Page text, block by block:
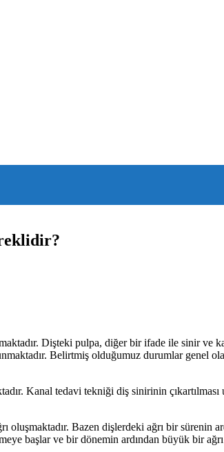
Dişteki pulpa, diğer bir ifade ile sinir ve
Belirtmiş olduğumuz durumlar genel
Kanal tedavi tekniği diş sinirinin
oluşmaktadır. Bazen dişlerdeki ağrı bir
başlar ve bir dönemin ardından büyük bir